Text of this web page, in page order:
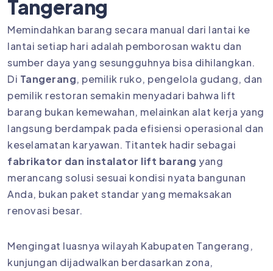
Tangerang
Memindahkan barang secara manual dari lantai ke
lantai setiap hari adalah pemborosan waktu dan
sumber daya yang sesungguhnya bisa dihilangkan.
Di Tangerang, pemilik ruko, pengelola gudang, dan
pemilik restoran semakin menyadari bahwa lift
barang bukan kemewahan, melainkan alat kerja yang
langsung berdampak pada efisiensi operasional dan
keselamatan karyawan. Titantek hadir sebagai
fabrikator dan instalator lift barang yang
merancang solusi sesuai kondisi nyata bangunan
Anda, bukan paket standar yang memaksakan
renovasi besar.
Mengingat luasnya wilayah Kabupaten Tangerang,
kunjungan dijadwalkan berdasarkan zona,